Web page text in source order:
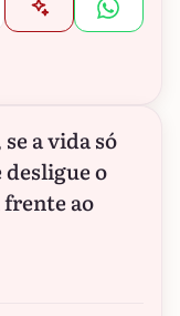
a vida só
desligue o
ao